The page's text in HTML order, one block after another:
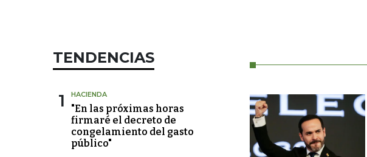
TENDENCIAS
1 HACIENDA
"En las próximas horas
firmaré el decreto de
congelamiento del gasto
público"